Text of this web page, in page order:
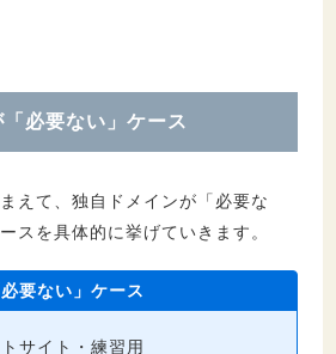
必要ない」ケース
えて、独自ドメインが「必要な
スを具体的に挙げていきます。
要ない」ケース
サイト・練習用